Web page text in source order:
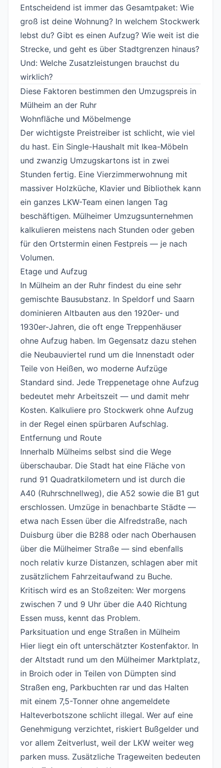
Entscheidend ist immer das Gesamtpaket: Wie
groß ist deine Wohnung? In welchem Stockwerk
lebst du? Gibt es einen Aufzug? Wie weit ist die
Strecke, und geht es über Stadtgrenzen hinaus?
Und: Welche Zusatzleistungen brauchst du
wirklich?
Diese Faktoren bestimmen den Umzugspreis in
Mülheim an der Ruhr
Wohnfläche und Möbelmenge
Der wichtigste Preistreiber ist schlicht, wie viel
du hast. Ein Single-Haushalt mit Ikea-Möbeln
und zwanzig Umzugskartons ist in zwei
Stunden fertig. Eine Vierzimmerwohnung mit
massiver Holzküche, Klavier und Bibliothek kann
ein ganzes LKW-Team einen langen Tag
beschäftigen. Mülheimer Umzugsunternehmen
kalkulieren meistens nach Stunden oder geben
für den Ortstermin einen Festpreis — je nach
Volumen.
Etage und Aufzug
In Mülheim an der Ruhr findest du eine sehr
gemischte Bausubstanz. In Speldorf und Saarn
dominieren Altbauten aus den 1920er- und
1930er-Jahren, die oft enge Treppenhäuser
ohne Aufzug haben. Im Gegensatz dazu stehen
die Neubauviertel rund um die Innenstadt oder
Teile von Heißen, wo moderne Aufzüge
Standard sind. Jede Treppenetage ohne Aufzug
bedeutet mehr Arbeitszeit — und damit mehr
Kosten. Kalkuliere pro Stockwerk ohne Aufzug
in der Regel einen spürbaren Aufschlag.
Entfernung und Route
Innerhalb Mülheims selbst sind die Wege
überschaubar. Die Stadt hat eine Fläche von
rund 91 Quadratkilometern und ist durch die
A40 (Ruhrschnellweg), die A52 sowie die B1 gut
erschlossen. Umzüge in benachbarte Städte —
etwa nach Essen über die Alfredstraße, nach
Duisburg über die B288 oder nach Oberhausen
über die Mülheimer Straße — sind ebenfalls
noch relativ kurze Distanzen, schlagen aber mit
zusätzlichem Fahrzeitaufwand zu Buche.
Kritisch wird es an Stoßzeiten: Wer morgens
zwischen 7 und 9 Uhr über die A40 Richtung
Essen muss, kennt das Problem.
Parksituation und enge Straßen in Mülheim
Hier liegt ein oft unterschätzter Kostenfaktor. In
der Altstadt rund um den Mülheimer Marktplatz,
in Broich oder in Teilen von Dümpten sind
Straßen eng, Parkbuchten rar und das Halten
mit einem 7,5-Tonner ohne angemeldete
Halteverbotszone schlicht illegal. Wer auf eine
Genehmigung verzichtet, riskiert Bußgelder und
vor allem Zeitverlust, weil der LKW weiter weg
parken muss. Zusätzliche Trageweiten bedeuten